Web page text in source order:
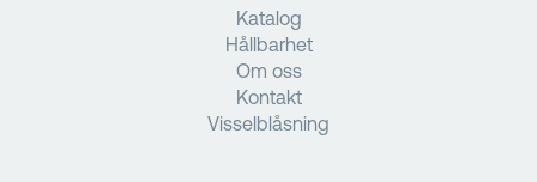
Katalog
Hållbarhet
Om oss
Kontakt
Visselblåsning